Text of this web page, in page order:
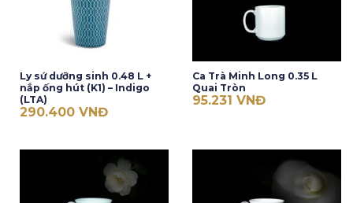
Ly sứ dưỡng sinh 0.48 L +
nắp ống hút (K1) – Indigo
(LTA)
290.400 VNĐ
Ca Trà Minh Long 0.35 L
Quai Tròn
95.231 VNĐ